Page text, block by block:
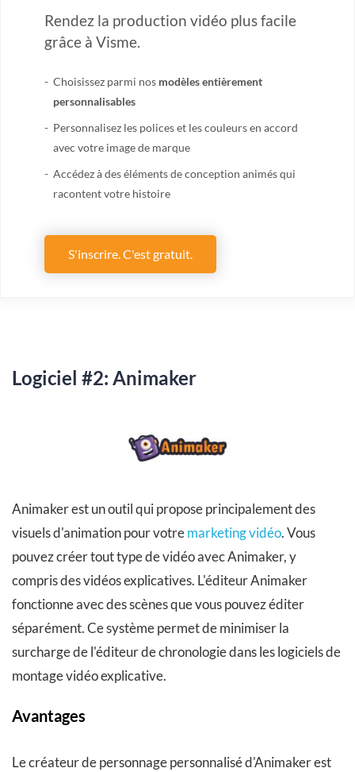
Rendez la production vidéo plus facile
grâce à Visme.
Choisissez parmi nos modèles entièrement
personnalisables
Personnalisez les polices et les couleurs en accord
avec votre image de marque
Accédez à des éléments de conception animés qui
racontent votre histoire
S'inscrire. C'est gratuit.
Logiciel #2: Animaker
Animaker est un outil qui propose principalement des
visuels d'animation pour votremarketing vidéo. Vous
pouvez créer tout type de vidéo avec Animaker, y
compris des vidéos explicatives. L'éditeur Animaker
fonctionne avec des scènes que vous pouvez éditer
séparément. Ce système permet de minimiser la
surcharge de l'éditeur de chronologie dans les logiciels de
montage vidéo explicative.
Avantages
Le créateur de personnage personnalisé d'Animaker est